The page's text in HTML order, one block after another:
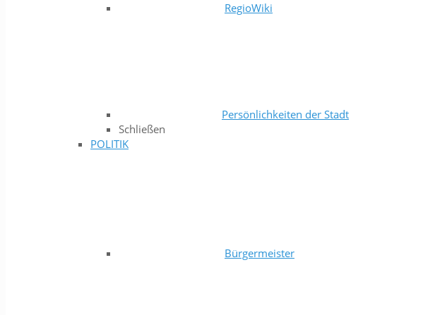
RegioWiki
Persönlichkeiten der Stadt
Schließen
POLITIK
Bürgermeister